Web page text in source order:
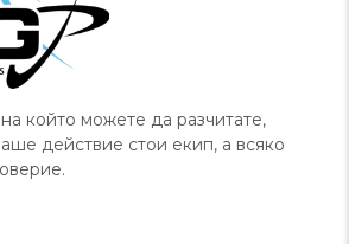
който можете да разчитате,
действие стои екип, а всяко